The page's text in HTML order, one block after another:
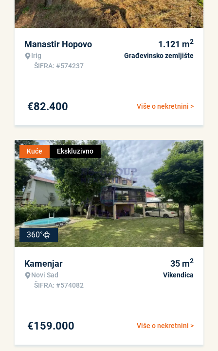
Manastir Hopovo
Irig
ŠIFRA: #574237
1.121 m2
Građevinsko zemljište
Više o nekretnini >
€82.400
Kuće Ekskluzivno
360°
Kamenjar
Novi Sad
ŠIFRA: #574082
35 m2
Vikendica
Više o nekretnini >
€159.000